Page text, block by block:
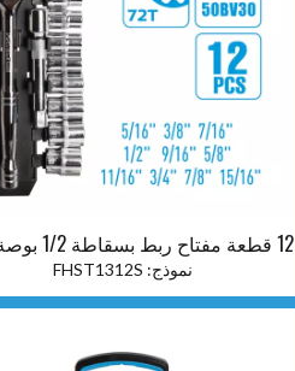
12 قطعة مفتاح ربط بسقاطة 1/2 بوصة CR-V
نموذج: FHST1312S